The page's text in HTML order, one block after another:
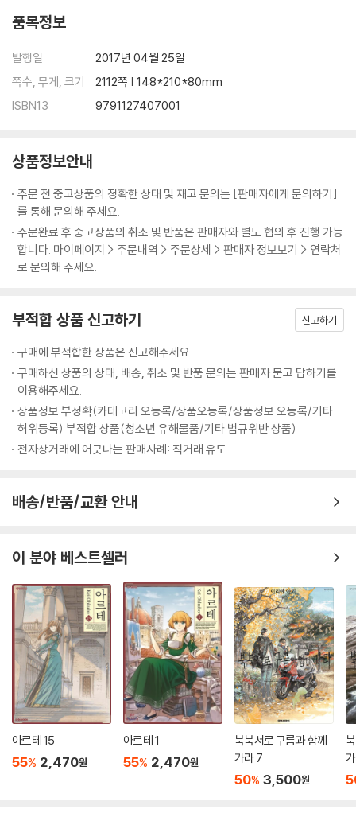
품목정보
발행일
2017년 04월 25일
쪽수, 무게, 크기
2112쪽 | 148*210*80mm
ISBN13
9791127407001
상품정보안내
주문 전 중고상품의 정확한 상태 및 재고 문의는 [판매자에게 문의하기]
를 통해 문의해 주세요.
주문완료 후 중고상품의 취소 및 반품은 판매자와 별도 협의 후 진행 가능
합니다. 마이페이지 > 주문내역 > 주문상세 > 판매자 정보보기 > 연락처
로 문의해 주세요.
부적합 상품 신고하기 신고하기
구매에 부적합한 상품은 신고해주세요.
구매하신 상품의 상태, 배송, 취소 및 반품 문의는 판매자 묻고 답하기를
이용해주세요.
상품정보 부정확(카테고리 오등록/상품오등록/상품정보 오등록/기타
허위등록) 부적합 상품(청소년 유해물품/기타 법규위반 상품)
전자상거래에 어긋나는 판매사례: 직거래 유도
배송/반품/교환 안내
이 분야 베스트셀러
아르테 15
55% 2,470원
아르테 1
55% 2,470원
북북서로 구름과 함께
가라 7
50% 3,500원